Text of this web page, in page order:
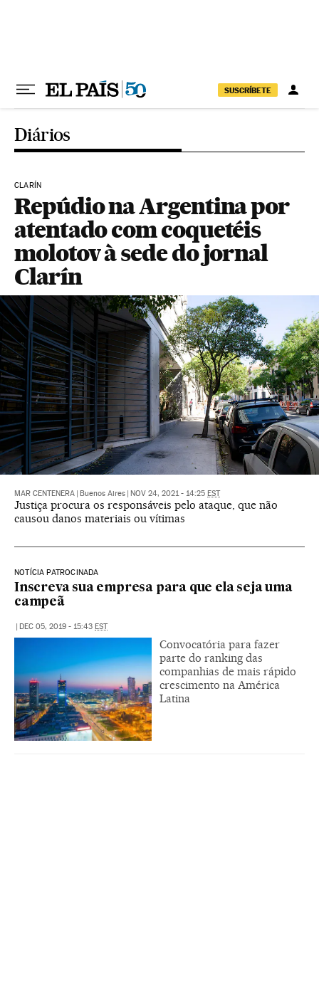
SUSCRÍBETE
Diários
CLARÍN
Repúdio na Argentina por
atentado com coquetéis
molotov à sede do jornal
Clarín
MAR CENTENERA Buenos Aires NOV 24, 2021 - 14:25 EST
Justiça procura os responsáveis pelo ataque, que não
causou danos materiais ou vítimas
NOTÍCIA PATROCINADA
Inscreva sua empresa para que ela seja uma
campeã
DEC 05, 2019 - 15:43 EST
Convocatória para fazer
parte do ranking das
companhias de mais rápido
crescimento na América
Latina